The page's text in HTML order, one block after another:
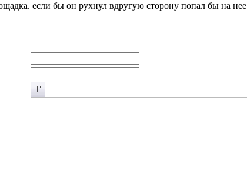
если бы он рухнул вдругую сторону попал бы на нее